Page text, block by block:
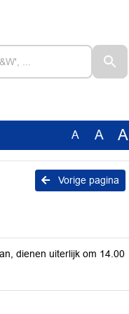
A A A
Vorige pagina
dienen uiterlijk om 14.00